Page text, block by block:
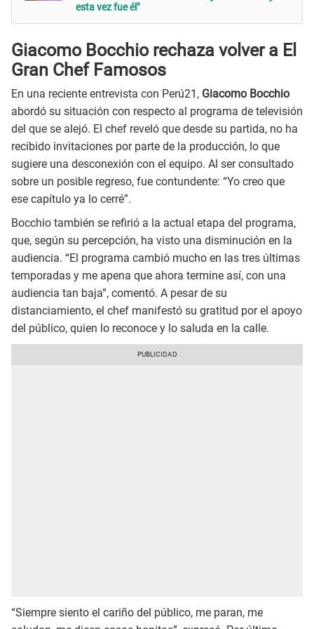
esta vez fue él"
Giacomo Bocchio rechaza volver a El
Gran Chef Famosos
En una reciente entrevista con Perú21, Giacomo Bocchio
abordó su situación con respecto al programa de televisión
del que se alejó. El chef reveló que desde su partida, no ha
recibido invitaciones por parte de la producción, lo que
sugiere una desconexión con el equipo. Al ser consultado
sobre un posible regreso, fue contundente: “Yo creo que
ese capítulo ya lo cerré”.
Bocchio también se refirió a la actual etapa del programa,
que, según su percepción, ha visto una disminución en la
audiencia. “El programa cambió mucho en las tres últimas
temporadas y me apena que ahora termine así, con una
audiencia tan baja”, comentó. A pesar de su
distanciamiento, el chef manifestó su gratitud por el apoyo
del público, quien lo reconoce y lo saluda en la calle.
“Siempre siento el cariño del público, me paran, me